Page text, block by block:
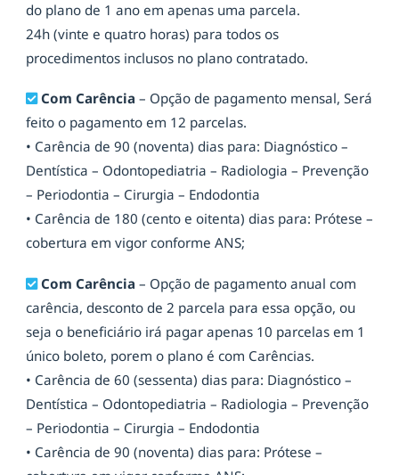
do plano de 1 ano em apenas uma parcela.
24h (vinte e quatro horas) para todos os
procedimentos inclusos no plano contratado.
Com Carência – Opção de pagamento mensal, Será
feito o pagamento em 12 parcelas.
• Carência de 90 (noventa) dias para: Diagnóstico –
Dentística – Odontopediatria – Radiologia – Prevenção
– Periodontia – Cirurgia – Endodontia
• Carência de 180 (cento e oitenta) dias para: Prótese –
cobertura em vigor conforme ANS;
Com Carência – Opção de pagamento anual com
carência, desconto de 2 parcela para essa opção, ou
seja o beneficiário irá pagar apenas 10 parcelas em 1
único boleto, porem o plano é com Carências.
• Carência de 60 (sessenta) dias para: Diagnóstico –
Dentística – Odontopediatria – Radiologia – Prevenção
– Periodontia – Cirurgia – Endodontia
• Carência de 90 (noventa) dias para: Prótese –